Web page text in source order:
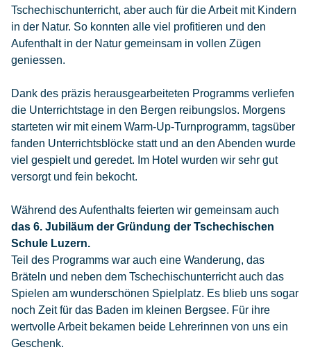
Tschechischunterricht, aber auch für die Arbeit mit Kindern
in der Natur. So konnten alle viel profitieren und den
Aufenthalt in der Natur gemeinsam in vollen Zügen
geniessen.
Dank des präzis herausgearbeiteten Programms verliefen
die Unterrichtstage in den Bergen reibungslos. Morgens
starteten wir mit einem Warm-Up-Turnprogramm, tagsüber
fanden Unterrichtsblöcke statt und an den Abenden wurde
viel gespielt und geredet. Im Hotel wurden wir sehr gut
versorgt und fein bekocht.
Während des Aufenthalts feierten wir gemeinsam auch
das 6. Jubiläum der Gründung der Tschechischen
Schule Luzern.
Teil des Programms war auch eine Wanderung, das
Bräteln und neben dem Tschechischunterricht auch das
Spielen am wunderschönen Spielplatz. Es blieb uns sogar
noch Zeit für das Baden im kleinen Bergsee. Für ihre
wertvolle Arbeit bekamen beide Lehrerinnen von uns ein
Geschenk.